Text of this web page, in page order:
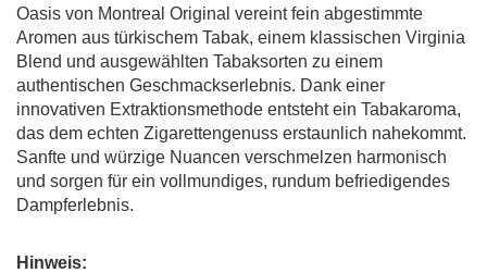
Oasis von Montreal Original vereint fein abgestimmte
Aromen aus türkischem Tabak, einem klassischen Virginia
Blend und ausgewählten Tabaksorten zu einem
authentischen Geschmackserlebnis. Dank einer
innovativen Extraktionsmethode entsteht ein Tabakaroma,
das dem echten Zigarettengenuss erstaunlich nahekommt.
Sanfte und würzige Nuancen verschmelzen harmonisch
und sorgen für ein vollmundiges, rundum befriedigendes
Dampferlebnis.
Hinweis: